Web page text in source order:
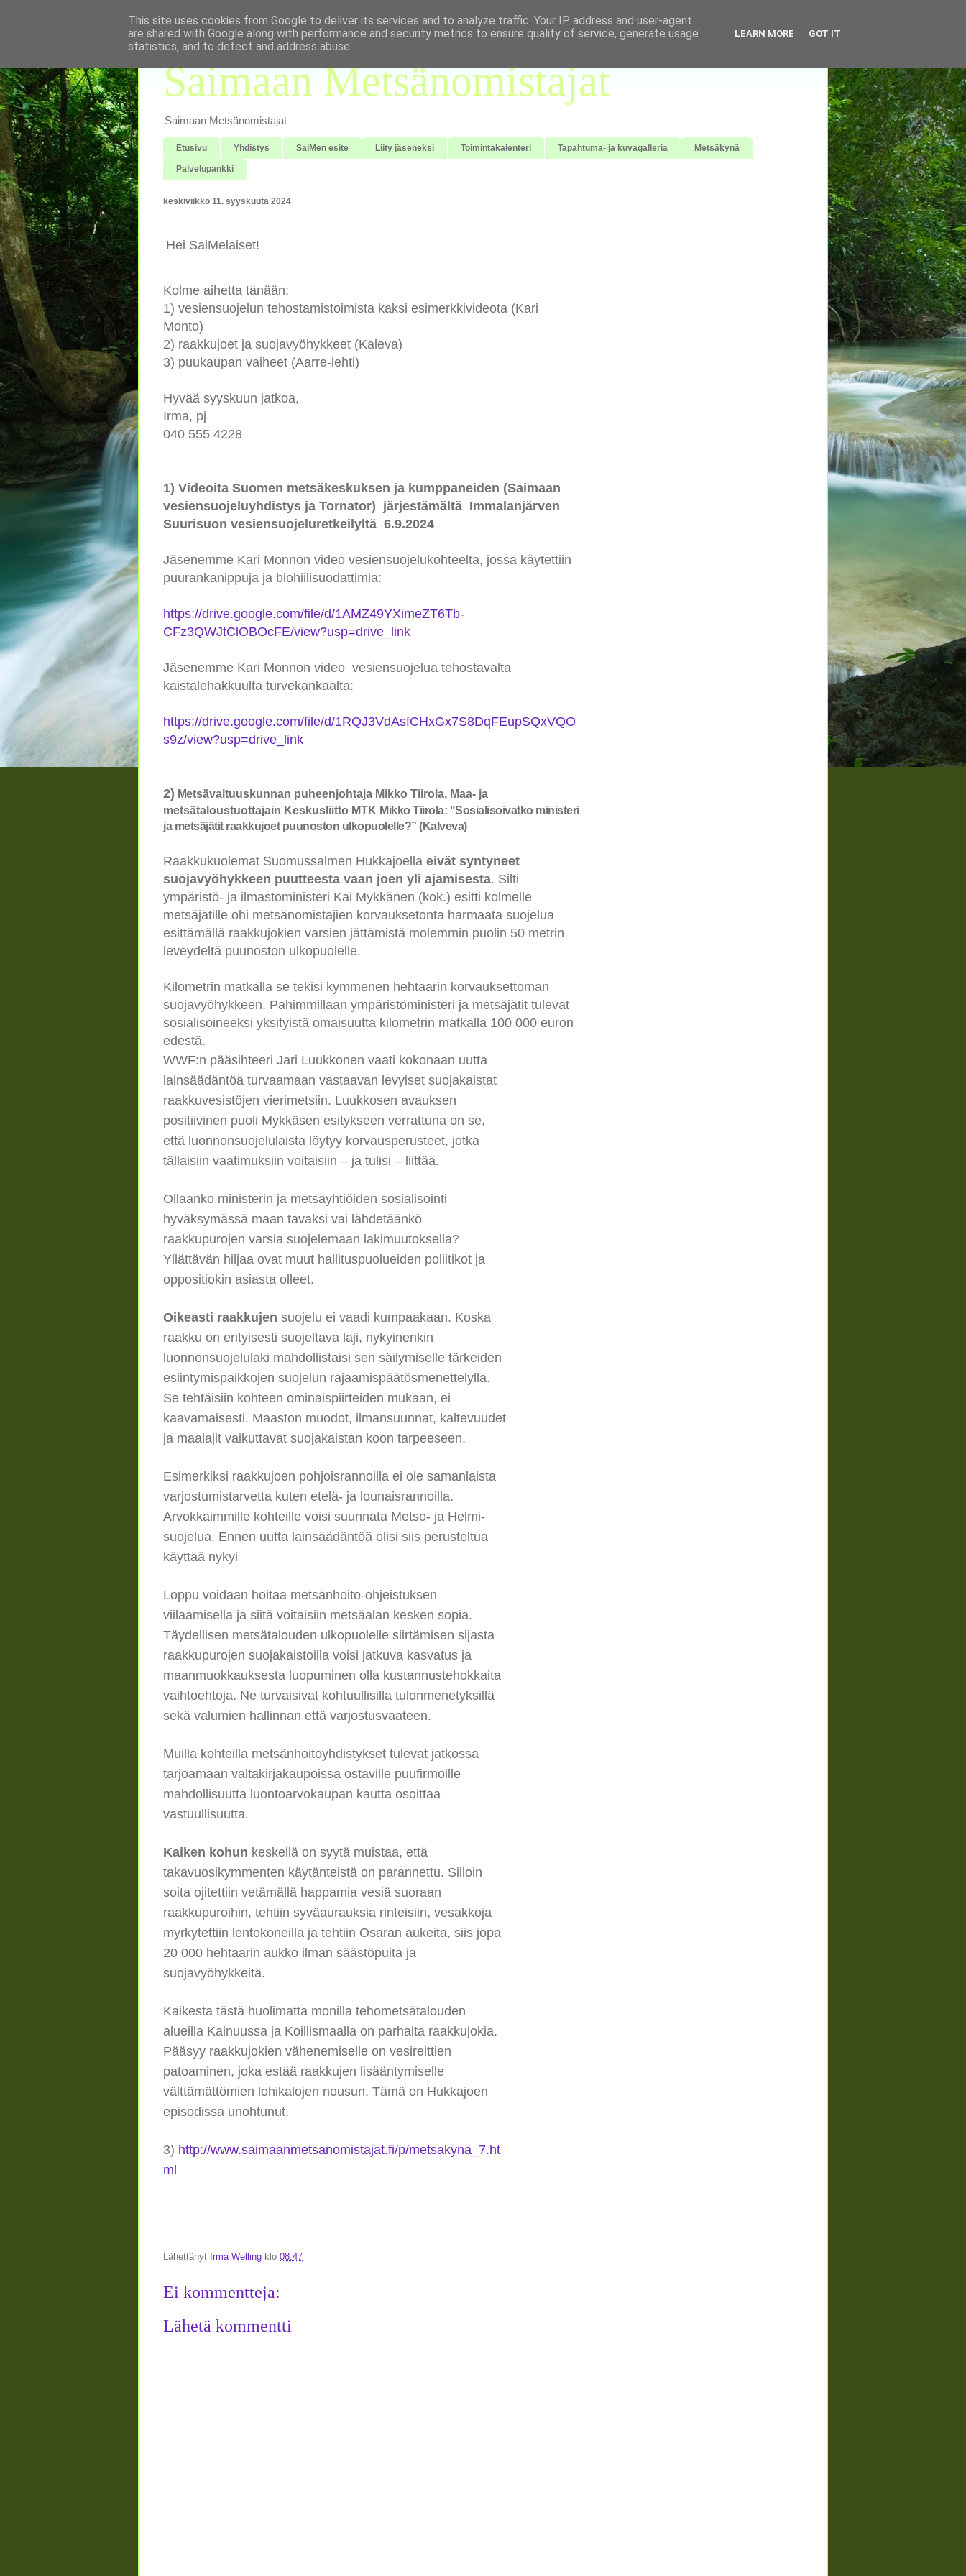
Saimaan Metsänomistajat
Saimaan Metsänomistajat
Etusivu Yhdistys SaiMen esite Liity jäseneksi Toimintakalenteri Tapahtuma- ja kuvagalleria Metsäkynä
Palvelupankki
keskiviikko 11. syyskuuta 2024
Hei SaiMelaiset!
Kolme aihetta tänään:
1) vesiensuojelun tehostamistoimista kaksi esimerkkivideota (Kari
Monto)
2) raakkujoet ja suojavyöhykkeet (Kaleva)
3) puukaupan vaiheet (Aarre-lehti)
Hyvää syyskuun jatkoa,
Irma, pj
040 555 4228
1) Videoita Suomen metsäkeskuksen ja kumppaneiden (Saimaan
vesiensuojeluyhdistys ja Tornator) järjestämältä Immalanjärven
Suurisuon vesiensuojeluretkeilyltä 6.9.2024
Jäsenemme Kari Monnon video vesiensuojelukohteelta, jossa käytettiin
puurankanippuja ja biohiilisuodattimia:
https://drive.google.com/file/d/1AMZ49YXimeZT6Tb-
CFz3QWJtClOBOcFE/view?usp=drive_link
Jäsenemme Kari Monnon video vesiensuojelua tehostavalta
kaistalehakkuulta turvekankaalta:
https://drive.google.com/file/d/1RQJ3VdAsfCHxGx7S8DqFEupSQxVQO
s9z/view?usp=drive_link
2) Metsävaltuuskunnan puheenjohtaja Mikko Tiirola, Maa- ja
metsätaloustuottajain Keskusliitto MTK Mikko Tiirola: "So­sia­li­soi­vat­ko mi­nis­te­ri
ja met­sä­jä­tit raak­ku­joet puu­nos­ton ul­ko­puo­lel­le?” (Kalveva)
Raakkukuolemat Suomussalmen Hukkajoella eivät syntyneet
suojavyöhykkeen puutteesta vaan joen yli ajamisesta. Silti
ympäristö- ja ilmastoministeri Kai Mykkänen (kok.) esitti kolmelle
metsäjätille ohi metsänomistajien korvauksetonta harmaata suojelua
esittämällä raakkujokien varsien jättämistä molemmin puolin 50 metrin
leveydeltä puunoston ulkopuolelle.
Kilometrin matkalla se tekisi kymmenen hehtaarin korvauksettoman
suojavyöhykkeen. Pahimmillaan ympäristöministeri ja metsäjätit tulevat
sosialisoineeksi yksityistä omaisuutta kilometrin matkalla 100 000 euron
edestä.
WWF:n pääsihteeri Jari Luukkonen vaati kokonaan uutta
lainsäädäntöä turvaamaan vastaavan levyiset suojakaistat
raakkuvesistöjen vierimetsiin. Luukkosen avauksen
positiivinen puoli Mykkäsen esitykseen verrattuna on se,
että luonnonsuojelulaista löytyy korvausperusteet, jotka
tällaisiin vaatimuksiin voitaisiin – ja tulisi – liittää.
Ollaanko ministerin ja metsäyhtiöiden sosialisointi
hyväksymässä maan tavaksi vai lähdetäänkö
raakkupurojen varsia suojelemaan lakimuutoksella?
Yllättävän hiljaa ovat muut hallituspuolueiden poliitikot ja
oppositiokin asiasta olleet.
Oikeasti raakkujen suojelu ei vaadi kumpaakaan. Koska
raakku on erityisesti suojeltava laji, nykyinenkin
luonnonsuojelulaki mahdollistaisi sen säilymiselle tärkeiden
esiintymispaikkojen suojelun rajaamispäätösmenettelyllä.
Se tehtäisiin kohteen ominaispiirteiden mukaan, ei
kaavamaisesti. Maaston muodot, ilmansuunnat, kaltevuudet
ja maalajit vaikuttavat suojakaistan koon tarpeeseen.
Esimerkiksi raakkujoen pohjoisrannoilla ei ole samanlaista
varjostumistarvetta kuten etelä- ja lounaisrannoilla.
Arvokkaimmille kohteille voisi suunnata Metso- ja Helmi-
suojelua. Ennen uutta lainsäädäntöä olisi siis perusteltua
käyttää nykyi
Loppu voidaan hoitaa metsänhoito-ohjeistuksen
viilaamisella ja siitä voitaisiin metsäalan kesken sopia.
Täydellisen metsätalouden ulkopuolelle siirtämisen sijasta
raakkupurojen suojakaistoilla voisi jatkuva kasvatus ja
maanmuokkauksesta luopuminen olla kustannustehokkaita
vaihtoehtoja. Ne turvaisivat kohtuullisilla tulonmenetyksillä
sekä valumien hallinnan että varjostusvaateen.
Muilla kohteilla metsänhoitoyhdistykset tulevat jatkossa
tarjoamaan valtakirjakaupoissa ostaville puufirmoille
mahdollisuutta luontoarvokaupan kautta osoittaa
vastuullisuutta.
Kaiken kohun keskellä on syytä muistaa, että
takavuosikymmenten käytänteistä on parannettu. Silloin
soita ojitettiin vetämällä happamia vesiä suoraan
raakkupuroihin, tehtiin syväaurauksia rinteisiin, vesakkoja
myrkytettiin lentokoneilla ja tehtiin Osaran aukeita, siis jopa
20 000 hehtaarin aukko ilman säästöpuita ja
suojavyöhykkeitä.
Kaikesta tästä huolimatta monilla tehometsätalouden
alueilla Kainuussa ja Koillismaalla on parhaita raakkujokia.
Pääsyy raakkujokien vähenemiselle on vesireittien
patoaminen, joka estää raakkujen lisääntymiselle
välttämättömien lohikalojen nousun. Tämä on Hukkajoen
episodissa unohtunut.
3) http://www.saimaanmetsanomistajat.fi/p/metsakyna_7.ht
ml
Lähettänyt Irma Welling klo 08:47
Ei kommentteja:
Lähetä kommentti
This site uses cookies from Google to deliver its services and to analyze traffic. Your IP address and user-agent
are shared with Google along with performance and security metrics to ensure quality of service, generate usage
statistics, and to detect and address abuse.
LEARN MORE GOT IT